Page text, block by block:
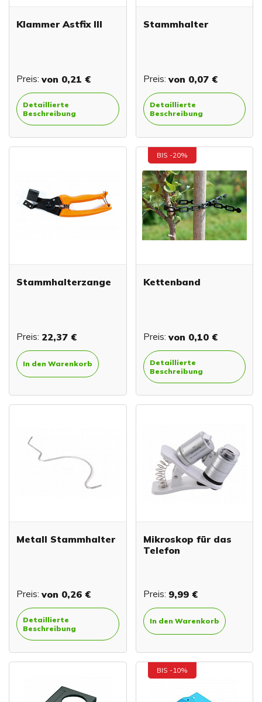
Klammer Astfix III
Preis: von 0,21 €
Detaillierte
Beschreibung
Stammhalter
Preis: von 0,07 €
Detaillierte
Beschreibung
Stammhalterzange
Preis: 22,37 €
In den Warenkorb
BIS -20%
Kettenband
Preis: von 0,10 €
Detaillierte
Beschreibung
Metall Stammhalter
Preis: von 0,26 €
Detaillierte
Beschreibung
Mikroskop für das
Telefon
Preis: 9,99 €
In den Warenkorb
BIS -10%